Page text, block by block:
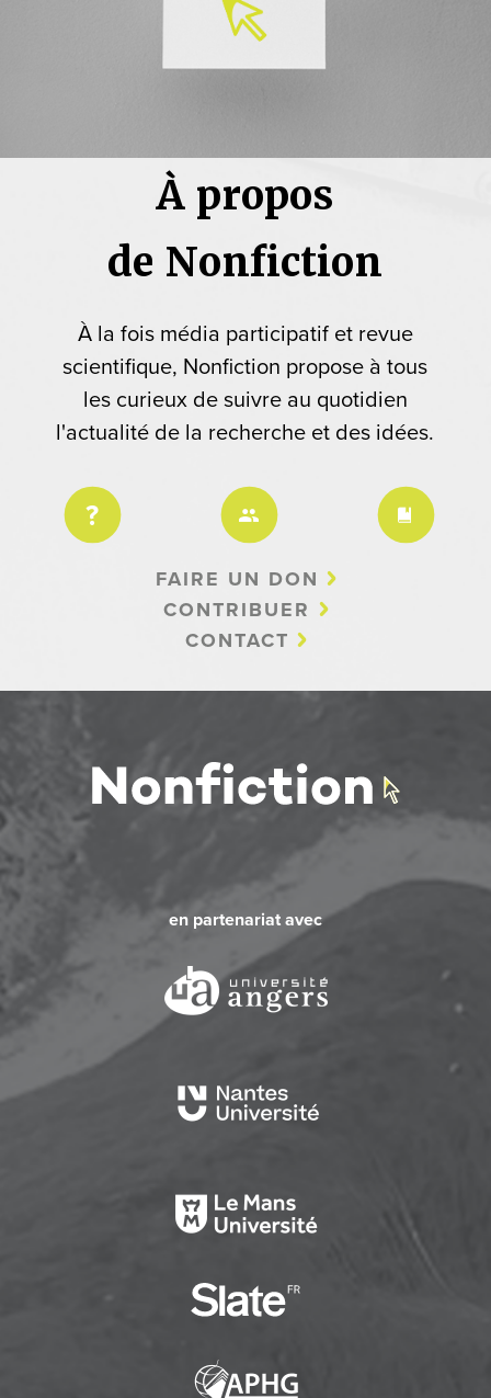
À propos
de Nonfiction
À la fois média participatif et revue
scientifique, Nonfiction propose à tous
les curieux de suivre au quotidien
l'actualité de la recherche et des idées.
FAIRE UN DON
CONTRIBUER
CONTACT
en partenariat avec